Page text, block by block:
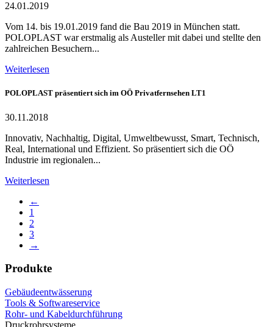
24.01.2019
Vom 14. bis 19.01.2019 fand die Bau 2019 in München statt.
POLOPLAST war erstmalig als Austeller mit dabei und stellte den
zahlreichen Besuchern...
Weiterlesen
POLOPLAST präsentiert sich im OÖ Privatfernsehen LT1
30.11.2018
Innovativ, Nachhaltig, Digital, Umweltbewusst, Smart, Technisch,
Real, International und Effizient. So präsentiert sich die OÖ
Industrie im regionalen...
Weiterlesen
←
1
2
3
→
Produkte
Gebäudeentwässerung
Tools & Softwareservice
Rohr- und Kabeldurchführung
Druckrohrsysteme